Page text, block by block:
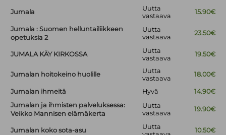
Jumala
Uutta
vastaava
15.90€
Jumala : Suomen helluntailiikkeen
opetuksia 2
Uutta
vastaava
23.50€
JUMALA KÄY KIRKOSSA
Uutta
vastaava
19.50€
Jumalan hoitokeino huolille
Uutta
vastaava
18.00€
Jumalan ihmeitä Hyvä
14.90€
Jumalan ja ihmisten palveluksessa:
Veikko Mannisen elämäkerta
Uutta
vastaava
19.90€
Jumalan koko sota-asu
Uutta
10.50€